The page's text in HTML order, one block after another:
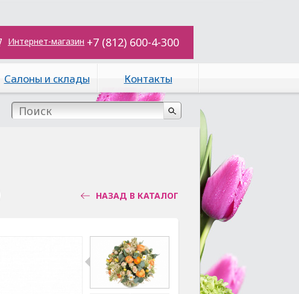
Интернет-магазин +7 (812) 600-4-300
Салоны и склады Контакты
НАЗАД В КАТАЛОГ